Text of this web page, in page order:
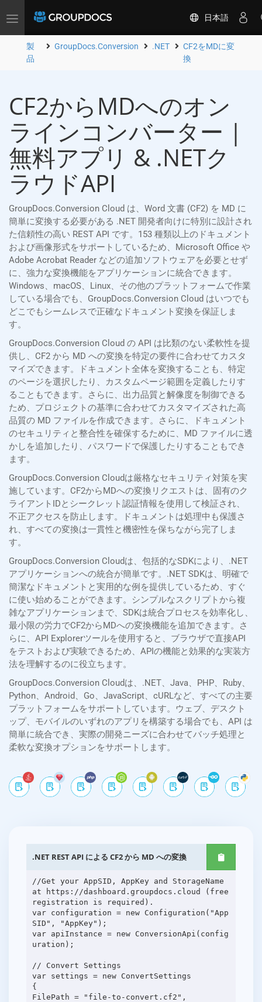
Toggle
日本語
製
品
GroupDocs.Conversion .NET
CF2をMDに変
換
CF2からMDへのオン
ラインコンバーター |
無料アプリ & .NETク
ラウドAPI
GroupDocs.Conversion Cloud は、Word 文書 (CF2) を MD に
簡単に変換する必要がある .NET 開発者向けに特別に設計され
た信頼性の高い REST API です。153 種類以上のドキュメント
および画像形式をサポートしているため、Microsoft Office や
Adobe Acrobat Reader などの追加ソフトウェアを必要とせず
に、強力な変換機能をアプリケーションに統合できます。
Windows、macOS、Linux、その他のプラットフォームで作業
している場合でも、GroupDocs.Conversion Cloud はいつでも
どこでもシームレスで正確なドキュメント変換を保証しま
す。
GroupDocs.Conversion Cloud の API は比類のない柔軟性を提
供し、CF2 から MD への変換を特定の要件に合わせてカスタ
マイズできます。ドキュメント全体を変換することも、特定
のページを選択したり、カスタムページ範囲を定義したりす
ることもできます。さらに、出力品質と解像度を制御できる
ため、プロジェクトの基準に合わせてカスタマイズされた高
品質の MD ファイルを作成できます。さらに、ドキュメント
のセキュリティと整合性を確保するために、MD ファイルに透
かしを追加したり、パスワードで保護したりすることもでき
ます。
GroupDocs.Conversion Cloudは厳格なセキュリティ対策を実
施しています。CF2からMDへの変換リクエストは、固有のク
ライアントIDとシークレット認証情報を使用して検証され、
不正アクセスを防止します。ドキュメントは処理中も保護さ
れ、すべての変換は一貫性と機密性を保ちながら完了しま
す。
GroupDocs.Conversion Cloudは、包括的なSDKにより、.NET
アプリケーションへの統合が簡単です。.NET SDKは、明確で
簡潔なドキュメントと実用的な例を提供しているため、すぐ
に使い始めることができます。シンプルなスクリプトから複
雑なアプリケーションまで、SDKは統合プロセスを効率化し、
最小限の労力でCF2からMDへの変換機能を追加できます。さ
らに、API Explorerツールを使用すると、ブラウザで直接API
をテストおよび実験できるため、APIの機能と効果的な実装方
法を理解するのに役立ちます。
GroupDocs.Conversion Cloudは、.NET、Java、PHP、Ruby、
Python、Android、Go、JavaScript、cURLなど、すべての主要
プラットフォームをサポートしています。ウェブ、デスクト
ップ、モバイルのいずれのアプリを構築する場合でも、API は
簡単に統合でき、実際の開発ニーズに合わせてバッチ処理と
柔軟な変換オプションをサポートします。
.NET REST API による CF2 から MD への変換
//Get your AppSID, AppKey and StorageName
at https://dashboard.groupdocs.cloud (free
registration is required).
var configuration = new Configuration("App
SID", "AppKey");
var apiInstance = new ConversionApi(config
uration);
// Convert Settings
var settings = new ConvertSettings
{
FilePath = "file-to-convert.cf2",